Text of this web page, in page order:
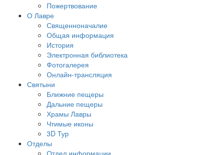
Пожертвование
О Лавре
Священноначалие
Общая информация
История
Электронная библиотека
Фотогалерея
Онлайн-трансляция
Святыни
Ближние пещеры
Дальние пещеры
Храмы Лавры
Чтимые иконы
3D Тур
Отделы
Отдел информации